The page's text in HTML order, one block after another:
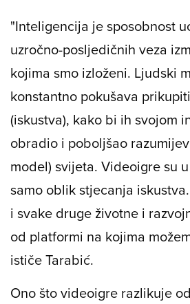
"Inteligencija je sposobnost
uzročno-posljedičnih veza
kojima smo izloženi. Ljudski
konstantno pokušava
(iskustva), kako bi ih svojom
obradio i poboljšao
model) svijeta. Videoigre su
samo oblik stjecanja
i svake druge životne i
od platformi na kojima
ističe Tarabić.
Ono što videoigre razlikuje